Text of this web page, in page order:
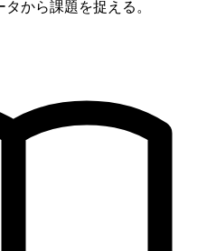
から課題を捉える。